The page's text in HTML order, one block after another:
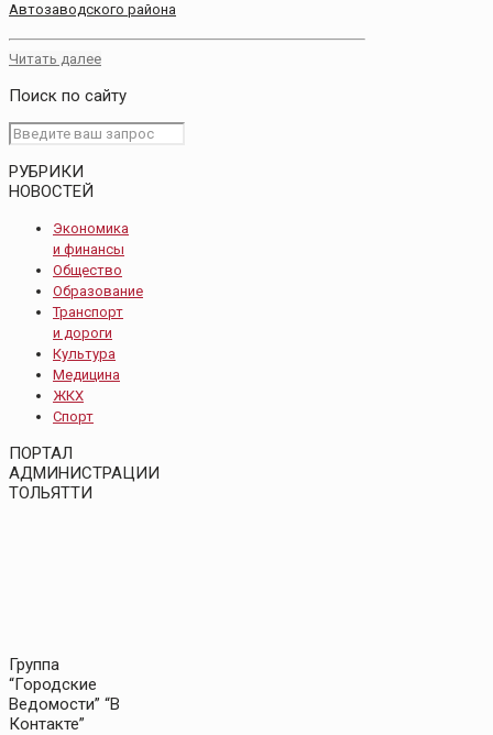
Автозаводского района
Читать далее
Поиск по сайту
РУБРИКИ
НОВОСТЕЙ
Экономика
и финансы
Общество
Образование
Транспорт
и дороги
Культура
Медицина
ЖКХ
Спорт
ПОРТАЛ
АДМИНИСТРАЦИИ
ТОЛЬЯТТИ
Группа
“Городские
Ведомости” “В
Контакте”